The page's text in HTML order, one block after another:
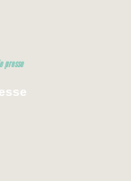
presse